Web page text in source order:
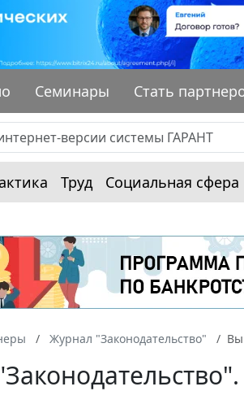
Семинары Стать
Труд Социальная сфера
Журнал "Законодательство"